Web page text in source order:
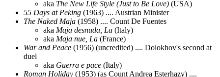
aka The New Life Style (Just to Be Love) (USA)
55 Days at Peking (1963) .... Austrian Minister
The Naked Maja (1958) .... Count De Fuentes
aka Maja desnuda, La (Italy)
aka Maja nue, La (France)
War and Peace (1956) (uncredited) .... Dolokhov's second at
duel
aka Guerra e pace (Italy)
Roman Holiday (1953) (as Count Andrea Esterhazy) ....